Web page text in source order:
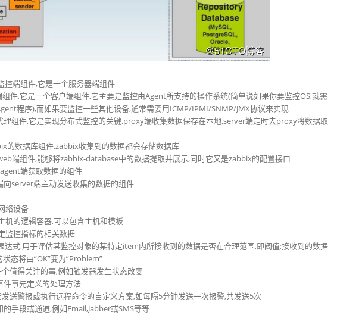
控端组件,它是一个服务器端组件
件,它是一个客户端组件,它主要是监控由Agent所支持的操作系统(简单说如果你要监控OS,就需
程序),而如果要监控一些其他设备,通常需要用ICMP/IPMI/SNMP/JMX协议来实现
组件,它是实现分布式监控的关键,proxy端收集数据保存在本地,server端定时去proxy将数据取
的数据库组件,zabbix收集到的数据都会存储数据库
端组件,能够将zabbix-database中的数据提取并展示,同时它又是zabbix的配置接口
端获取数据的组件
server端主动发送收集的数据的组件
络设备
机的逻辑容器,可以包含主机和模板
监控指标的相关数据
达式,用于评估某监控对象的某特定item内所接收到的数据是否在合理范围,即阀值;接收到的数据
态将由”OK”变为”Problem”
值得关注的事,例如触发器发生状态改变
事先定义的处理方法
送警报或执行远程命令的自定义方案,如每隔5分钟发送一次报警,共发送5次
手段或通道,例如Email,Jabber或SMS等等